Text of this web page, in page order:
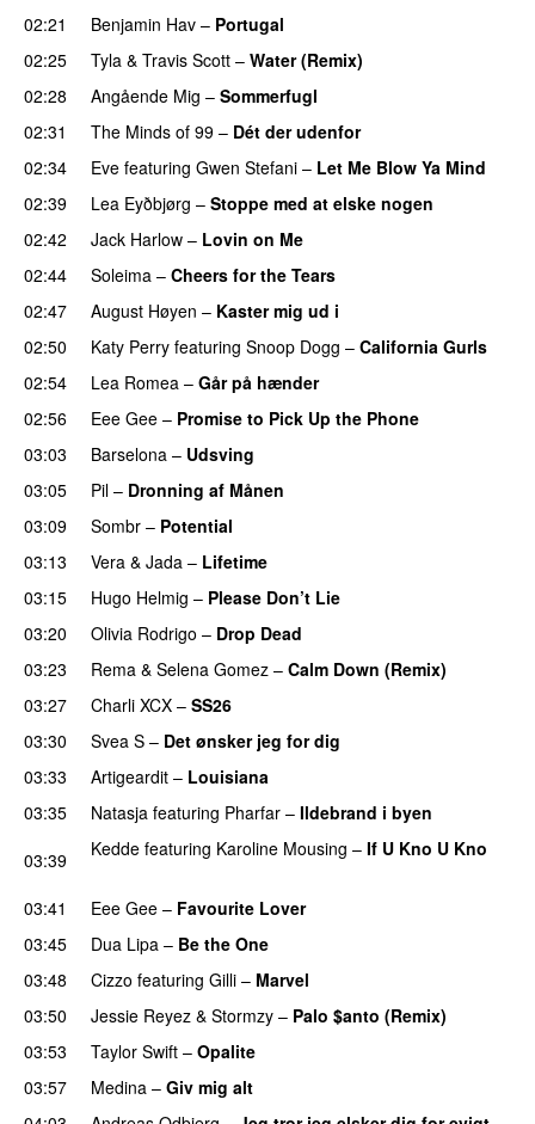
02:21
Benjamin Hav – Portugal
02:25
Tyla & Travis Scott – Water (Remix)
02:28
Angående Mig – Sommerfugl
02:31 The Minds of 99 – Dét der udenfor
02:34
Eve featuring Gwen Stefani – Let Me Blow Ya Mind
02:39
Lea Eyðbjørg – Stoppe med at elske nogen
02:42 Jack Harlow – Lovin on Me
02:44 Soleima – Cheers for the Tears
02:47
August Høyen – Kaster mig ud i
02:50 Katy Perry featuring Snoop Dogg – California Gurls
02:54
Lea Romea – Går på hænder
02:56
Eee Gee – Promise to Pick Up the Phone
03:03
Barselona – Udsving
03:05 Pil – Dronning af Månen
03:09 Sombr – Potential
03:13 Vera & Jada – Lifetime
03:15
Hugo Helmig – Please Don’t Lie
03:20 Olivia Rodrigo – Drop Dead
03:23
Rema & Selena Gomez – Calm Down (Remix)
03:27
Charli XCX – SS26
03:30 Svea S – Det ønsker jeg for dig
03:33
Artigeardit – Louisiana
03:35
Natasja featuring Pharfar – Ildebrand i byen
03:39 Kedde featuring Karoline Mousing – If U Kno U Kno
03:41 Eee Gee – Favourite Lover
03:45 Dua Lipa – Be the One
03:48 Cizzo featuring Gilli – Marvel
03:50
Jessie Reyez & Stormzy – Palo $anto (Remix)
03:53 Taylor Swift – Opalite
03:57
Medina – Giv mig alt